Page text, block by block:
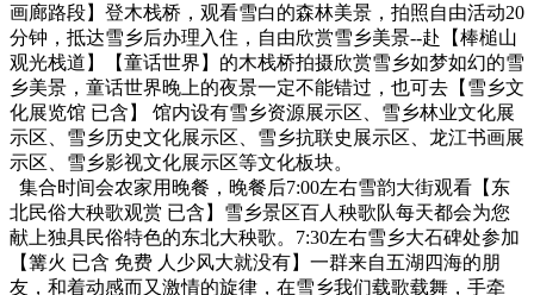
画廊路段】登木栈桥，观看雪白的森林美景，拍照自由活动20
分钟，抵达雪乡后办理入住，自由欣赏雪乡美景--赴【棒槌山
观光栈道】【童话世界】的木栈桥拍摄欣赏雪乡如梦如幻的雪
乡美景，童话世界晚上的夜景一定不能错过，也可去【雪乡文
化展览馆 已含】 馆内设有雪乡资源展示区、雪乡林业文化展
示区、雪乡历史文化展示区、雪乡抗联史展示区、龙江书画展
示区、雪乡影视文化展示区等文化板块。
集合时间会农家用晚餐，晚餐后7:00左右雪韵大街观看【东
北民俗大秧歌观赏 已含】雪乡景区百人秧歌队每天都会为您
献上独具民俗特色的东北大秧歌。7:30左右雪乡大石碑处参加
【篝火 已含 免费 人少风大就没有】一群来自五湖四海的朋
友，和着动感而又激情的旋律，在雪乡我们载歌载舞，手牵